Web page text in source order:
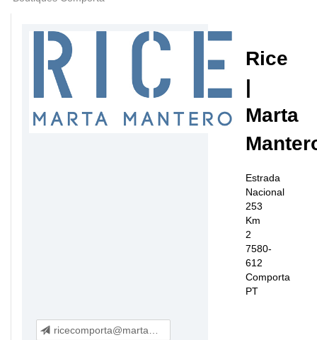
Rice
|
Marta
Estrada
Nacional
253
Km
2
7580-
612
Comporta
PT
ricecomporta@martamantero.com